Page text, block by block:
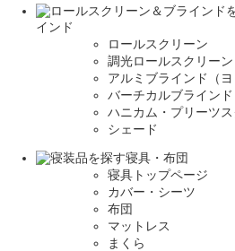
インド
ロールスクリーン
調光ロールスクリーン
アルミブラインド（ヨ
バーチカルブラインド
ハニカム・プリーツ
シェード
寝具・布団
寝具トップページ
カバー・シーツ
布団
マットレス
まくら